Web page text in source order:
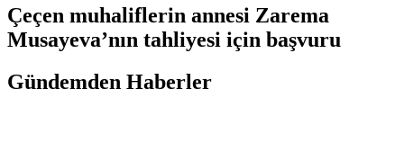
Çeçen muhaliflerin annesi Zarema
Musayeva’nın tahliyesi için başvuru
Gündemden Haberler